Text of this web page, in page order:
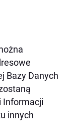
Bazy Danych
Informacji
innych